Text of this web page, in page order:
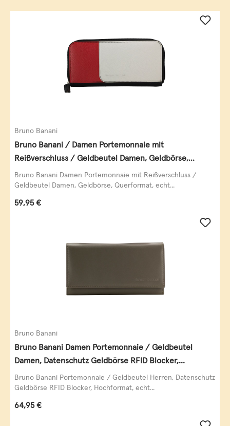
Bruno Banani
Bruno Banani / Damen Portemonnaie mit
Reißverschluss / Geldbeutel Damen, Geldbörse,
Querformat, echt Leder, black/white/red
Bruno Banani Damen Portemonnaie mit Reißverschluss /
Geldbeutel Damen, Geldbörse, Querformat, echt...
Regulärer Preis:
59,95 €
Bruno Banani
Bruno Banani Damen Portemonnaie / Geldbeutel
Damen, Datenschutz Geldbörse RFID Blocker,
Querformat, echt Leder, taupe
Bruno Banani Portemonnaie / Geldbeutel Herren, Datenschutz
Geldbörse RFID Blocker, Hochformat, echt...
Regulärer Preis:
64,95 €